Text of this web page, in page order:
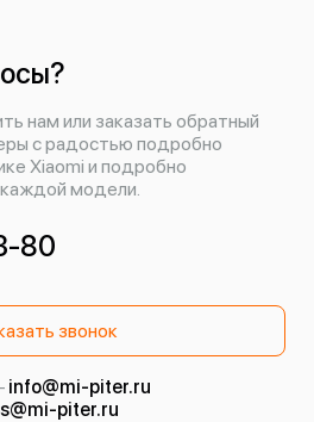
нам или заказать обратный
с радостью подробно
Xiaomi и подробно
модели.
80
звонок
info@mi-piter.ru
piter.ru